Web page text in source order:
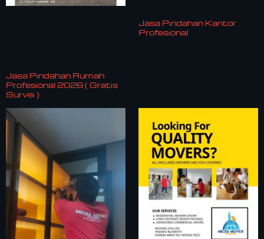
Jasa Pindahan Rumah
Profesional 2026 ( Gratis
Survei )
Jasa Pindahan Kantor
Profesional